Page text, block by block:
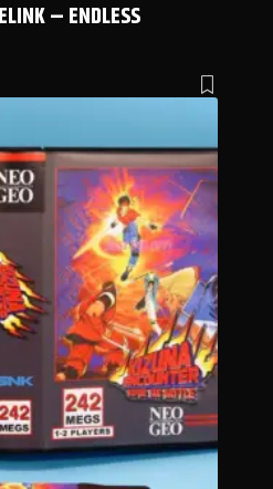
– ENDLESS